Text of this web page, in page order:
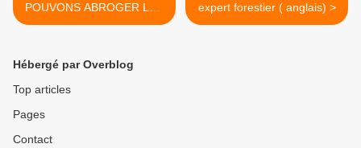
POUVONS ABROGER LES
ZFE - Gardiens du droit 7 -
expert forestier ( anglais) >
Hébergé par Overblog
Top articles
Pages
Contact